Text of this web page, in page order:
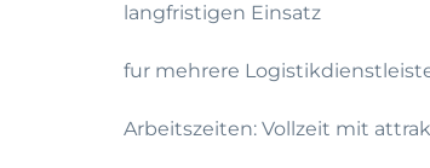
langfristigen Einsatz
fur mehrere
Arbeitszeiten: Vollzeit mit